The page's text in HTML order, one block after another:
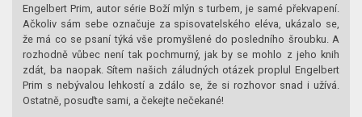
Engelbert Prim, autor série Boží mlýn s turbem, je samé překvapení.
Ačkoliv sám sebe označuje za spisovatelského eléva, ukázalo se,
že má co se psaní týká vše promyšlené do posledního šroubku. A
rozhodně vůbec není tak pochmurný, jak by se mohlo z jeho knih
zdát, ba naopak. Sítem našich záludných otázek proplul Engelbert
Prim s nebývalou lehkostí a zdálo se, že si rozhovor snad i užívá.
Ostatně, posuďte sami, a čekejte nečekané!